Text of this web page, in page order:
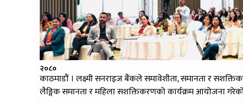
२०८०
काठमाडौं । लक्ष्मी सनराइज बैंकले समावेशीता, समानता र
लैङ्गिक समानता र महिला सशक्तिकरणको कार्यक्रम आयोजना